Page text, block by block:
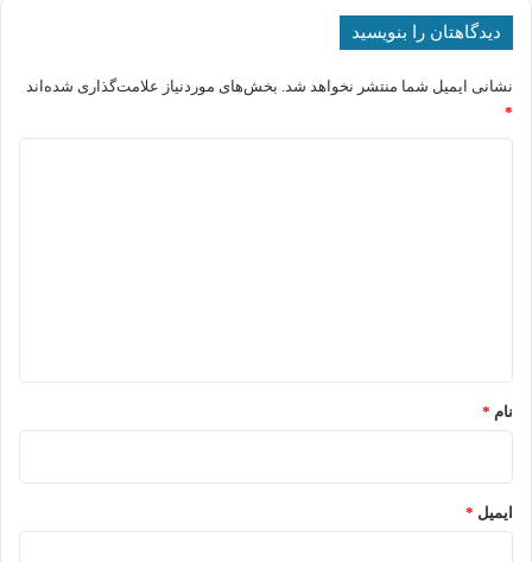
دیدگاهتان را بنویسید
نشانی ایمیل شما منتشر نخواهد شد. بخش‌های موردنیاز علامت‌گذاری شده‌اند
*
نام *
ایمیل *